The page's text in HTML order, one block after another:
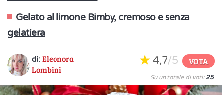
Gelato al limone Bimby, cremoso e senza
gelatiera
di: Eleonora
Lombini
4,7/5 VOTA
Su un totale di voti: 25